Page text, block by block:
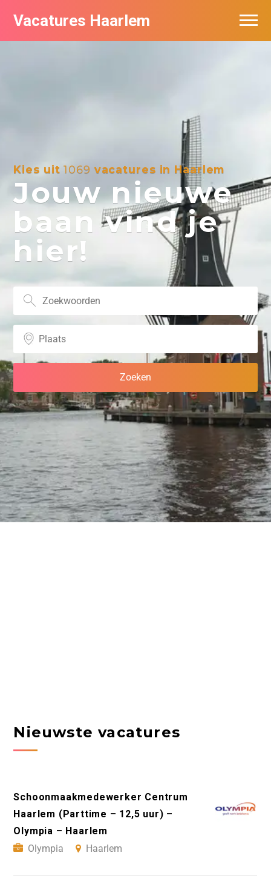
Vacatures Haarlem
Kies uit1069 vacatures in Haarlem
Jouw nieuwe
baan vind je
hier!
Nieuwste vacatures
Schoonmaakmedewerker Centrum
Haarlem (Parttime – 12,5 uur) –
Olympia – Haarlem
Olympia
Haarlem
Vacatures per bedrijf in Haarlem